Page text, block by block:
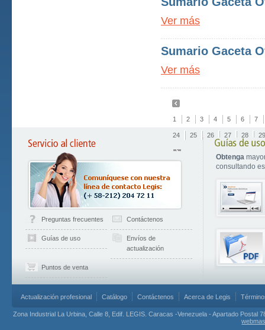
Ver más
Sumario Gaceta
Ver más
1 2 3 4 5 6 7
24 25 26 27 28 29
Preguntas frecuentes Contáctenos
Guías de uso
Envíos de
actualización
Puntos de venta
Obtenga
consultando
Actualización profesional Catálogo Contáctenos Acerca de Legis
Zona Industrial La Urbina, Calle 8, Edif. LEGIS. Caracas -Venezuela - Apartado